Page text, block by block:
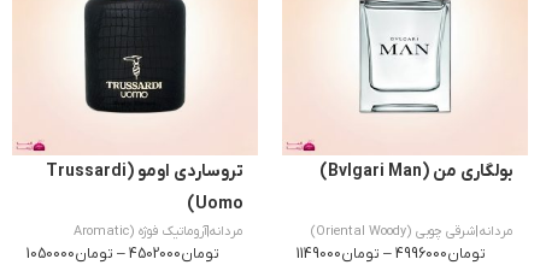
بولگاری من (Bvlgari Man)
مردانه|شرقی چوبی (Oriental Woody)
تومان4996000
– تومان1149000
تروساردی اومو (Trussardi
Uomo)
مردانه|
آروماتیک فوژه (Aromatic
Fougere)
تومان4502000
– تومان1050000